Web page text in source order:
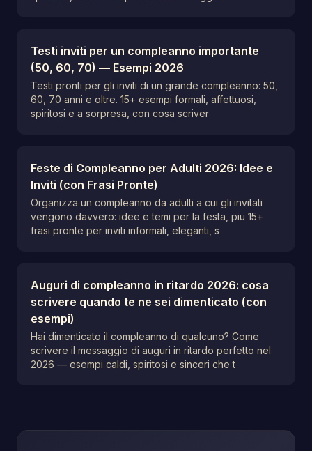
Testi inviti per un compleanno importante
(50, 60, 70) — Esempi 2026
Testi pronti per gli inviti di un grande compleanno: 50,
60, 70 anni e oltre. 15+ esempi formali, affettuosi,
spiritosi e a sorpresa, con cosa scriver
Feste di Compleanno per Adulti 2026: Idee e
Inviti (con Frasi Pronte)
Organizza un compleanno da adulti a cui gli invitati
vengono davvero: idee e temi per la festa, piu 15+
frasi pronte per inviti informali, eleganti, s
Auguri di compleanno in ritardo 2026: cosa
scrivere quando te ne sei dimenticato (con
esempi)
Hai dimenticato il compleanno di qualcuno? Come
scrivere il messaggio di auguri in ritardo perfetto nel
2026 — esempi caldi, spiritosi e sinceri che t